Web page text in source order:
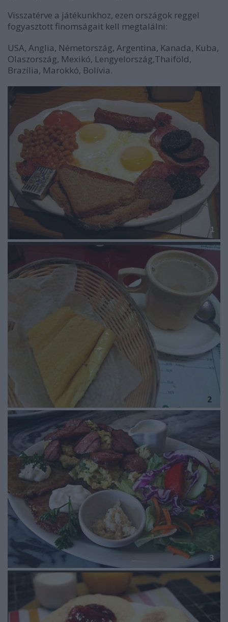
Visszatérve a játékunkhoz, ezen országok reggel
fogyasztott finomságait kell megtalálni:
USA, Anglia, Németország, Argentina, Kanada, Kuba,
Olaszország, Mexikó, Lengyelország,Thaiföld,
Brazília, Marokkó, Bolívia.